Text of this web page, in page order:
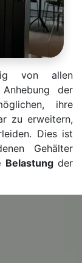
von allen
der
ihre
zu erweitern,
Dies ist
Gehälter
Belastung der